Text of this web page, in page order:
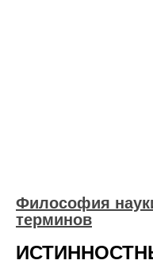
Философия
терминов